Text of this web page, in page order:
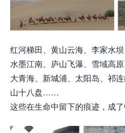
红河梯田、黄山云海、李家水坝
水墨江南、庐山飞瀑、雪域高原
大青海、新城浦、太阳岛、祁
山十八盘……
这些在生命中留下的痕迹，成了